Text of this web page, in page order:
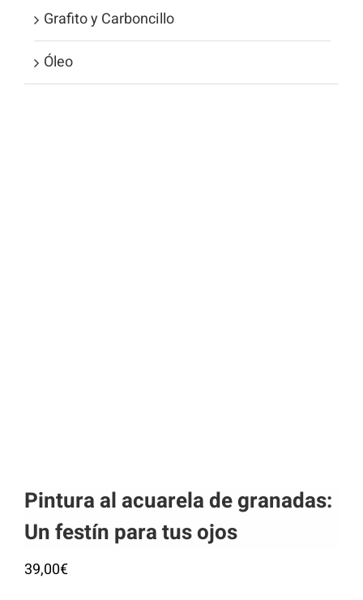
Pintura al acuarela de granadas:
Un festín para tus ojos
39,00€
Grafito y Carboncillo
Óleo